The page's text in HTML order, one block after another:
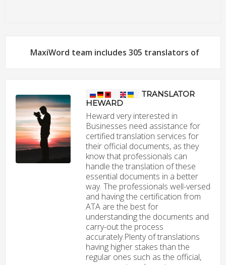
MaxiWord team includes 305 translators of
TRANSLATOR
HEWARD
Heward very interested in
Businesses need assistance for
certified translation services for
their official documents, as they
know that professionals can
handle the translation of these
essential documents in a better
way. The professionals well-versed
and having the certification from
ATA are the best for
understanding the documents and
carry-out the process
accurately.Plenty of translations
having higher stakes than the
regular ones such as the official,